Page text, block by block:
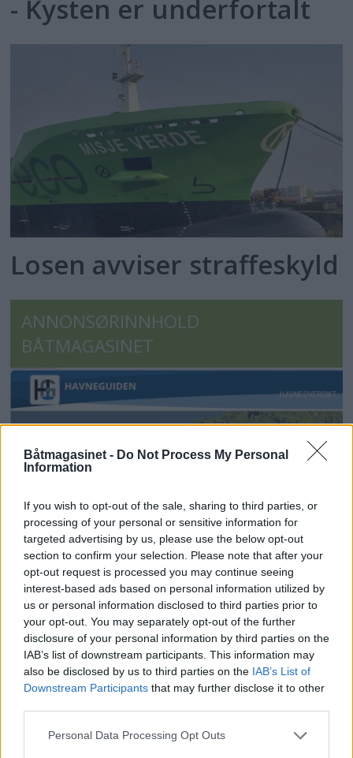
Båtmagasinet - Do Not Process My Personal
Information
If you wish to opt-out of the sale, sharing to third parties, or
processing of your personal or sensitive information for
targeted advertising by us, please use the below opt-out
section to confirm your selection. Please note that after your
opt-out request is processed you may continue seeing
interest-based ads based on personal information utilized by
us or personal information disclosed to third parties prior to
your opt-out. You may separately opt-out of the further
disclosure of your personal information by third parties on the
IAB’s list of downstream participants. This information may
also be disclosed by us to third parties on the IAB’s List of
Downstream Participants that may further disclose it to other
Personal Data Processing Opt Outs
- Kysten er underfortalt
Losen avviser straffeskyld
ANNONSØRINNHOLD
BÅTMAGASINET
Få gratis tilgang til
havneguide
SPAR 659 KRONER: Tegn abonnement på
Båtmagasinet nå, og få gratis tilgang til
Havneguiden Online!